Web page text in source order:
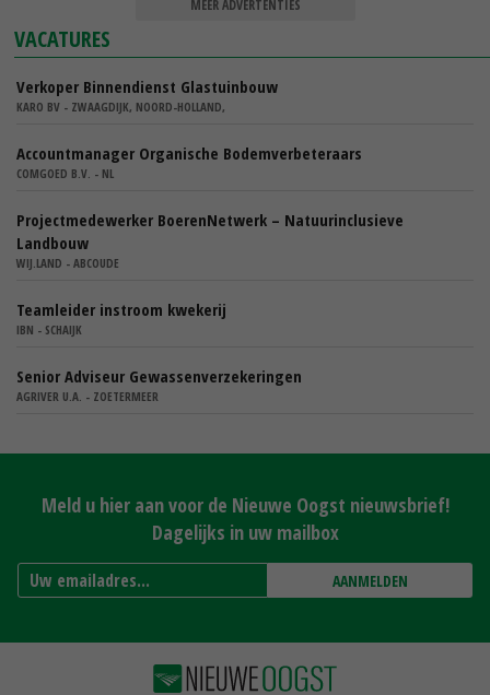
MEER ADVERTENTIES
VACATURES
Verkoper Binnendienst Glastuinbouw
KARO BV - ZWAAGDIJK, NOORD-HOLLAND,
Accountmanager Organische Bodemverbeteraars
COMGOED B.V. - NL
Projectmedewerker BoerenNetwerk – Natuurinclusieve
Landbouw
WIJ.LAND - ABCOUDE
Teamleider instroom kwekerij
IBN - SCHAIJK
Senior Adviseur Gewassenverzekeringen
AGRIVER U.A. - ZOETERMEER
Meld u hier aan voor de Nieuwe Oogst nieuwsbrief!
Dagelijks in uw mailbox
AANMELDEN